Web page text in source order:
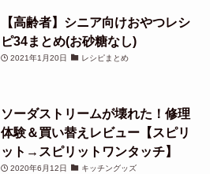
【高齢者】シニア向けおやつレシ
ピ34まとめ(お砂糖なし)
2021年1月20日 レシピまとめ
ソーダストリームが壊れた！修理
体験＆買い替えレビュー【スピリ
ット→スピリットワンタッチ】
2020年6月12日 キッチングッズ